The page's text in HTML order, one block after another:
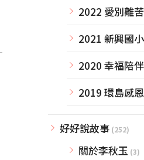
2022 愛別離
2021 新興國
2020 幸福陪
2019 環島感
好好說故事 (252)
關於李秋玉 (3)